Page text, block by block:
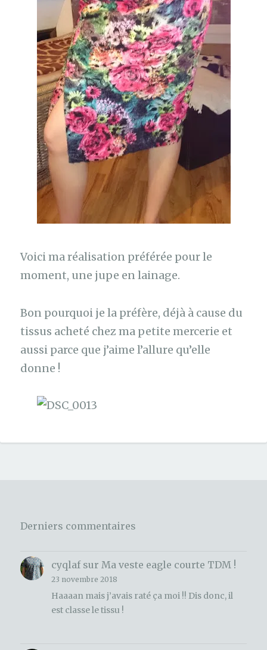
Voici ma réalisation préférée pour le
moment, une jupe en lainage.
Bon pourquoi je la préfère, déjà à cause du
tissus acheté chez ma petite mercerie et
aussi parce que j’aime l’allure qu’elle
donne !
Derniers commentaires
cyqlafsurMa veste eagle courte TDM !
23 novembre 2018
Haaaan mais j’avais raté ça moi !! Dis donc, il
est classe le tissu !